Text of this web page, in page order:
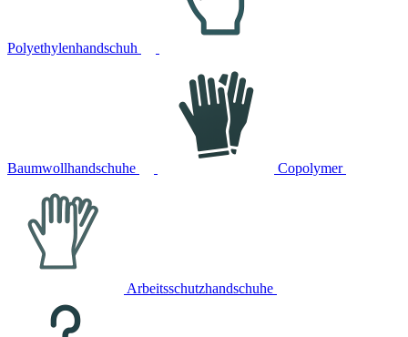
Polyethylenhandschuh
Baumwollhandschuhe Copolymer
Arbeitsschutzhandschuhe